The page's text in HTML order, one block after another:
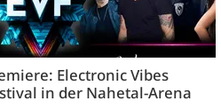
Electronic Vibes
in der Nahetal-Arena